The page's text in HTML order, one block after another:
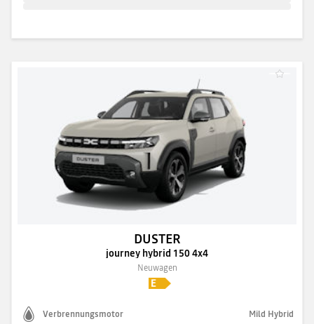
DUSTER
journey hybrid 150 4x4
Neuwagen
Verbrennungsmotor Mild Hybrid